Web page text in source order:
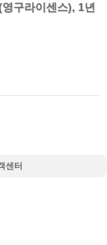
구라이센스), 1년
센터